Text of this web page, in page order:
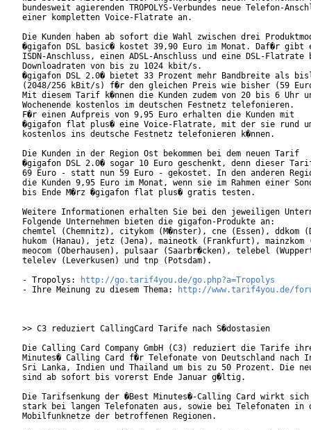
bundesweit agierenden TROPOLYS-Verbundes neue Telefon-
einer kompletten Voice-Flatrate an.
Die Kunden haben ab sofort die Wahl zwischen drei
�gigafon DSL basic� kostet 39,90 Euro im Monat. Daf�r gibt
ISDN-Anschluss, einen ADSL-Anschluss und eine DSL-Flatrate
Downloadraten von bis zu 1024 kbit/s.
�gigafon DSL 2.0� bietet 33 Prozent mehr Bandbreite als
(2048/256 kBit/s) f�r den gleichen Preis wie bisher (59
Mit diesem Tarif k�nnen die Kunden zudem von 20 bis 6 Uhr
Wochenende kostenlos im deutschen Festnetz telefonieren.
F�r einen Aufpreis von 9,95 Euro erhalten die Kunden mit
�gigafon flat plus� eine Voice-Flatrate, mit der sie rund
kostenlos ins deutsche Festnetz telefonieren
Die Kunden in der Region Ost bekommen bei dem neuen Tarif
�gigafon DSL 2.0� sogar 10 Euro geschenkt, denn dieser
69 Euro - statt nun 59 Euro - gekostet. In den anderen
die Kunden 9,95 Euro im Monat, wenn sie im Rahmen einer
bis Ende M�rz �gigafon flat plus� gratis testen.
Weitere Informationen erhalten Sie bei den jeweiligen
Folgende Unternehmen bieten die gigafon-Produkte an:
chemtel (Chemnitz), citykom (M�nster), cne (Essen), ddkom
hukom (Hanau), jetz (Jena), maineotk (Frankfurt), mainzkom
meocom (Oberhausen), pulsaar (Saarbr�cken), telebel
telelev (Leverkusen) und tnp (Potsdam).
- Tropolys:
http://go.tarif4you.de/go.php?a=Tropolys
- Ihre Meinung zu diesem Thema:
http://www.tarif4you.de/
>> C3 reduziert CallingCard Tarife nach S�dostasien
Die Calling Card Company GmbH (C3) reduziert die Tarife
Minutes� Calling Card f�r Telefonate von Deutschland nach
Sri Lanka, Indien und Thailand um bis zu 50 Prozent. Die
sind ab sofort bis vorerst Ende Januar g�ltig.
Die Tarifsenkung der �Best Minutes�-Calling Card wirkt sich
stark bei langen Telefonaten aus, sowie bei Telefonaten in
Mobilfunknetze der betroffenen Regionen.